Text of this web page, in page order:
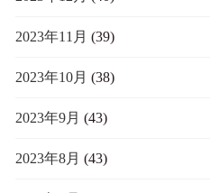
2023年11月 (39)
2023年10月 (38)
2023年9月 (43)
2023年8月 (43)